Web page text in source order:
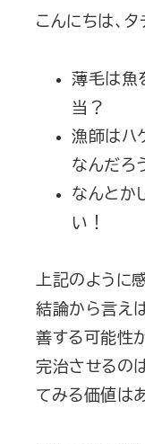
こんにちは、タ
薄毛は魚
当？
漁師はハ
なんだろ
なんとか
い！
上記のように
結論から言え
善する可能性
完治させるの
てみる価値は